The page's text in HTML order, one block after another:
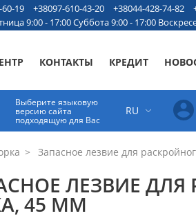
19 +38097-610-43-20 +38044-428-74-82
9:00 - 17:00 Суббота 9:00 - 17:00
КОНТАКТЫ КРЕДИТ
Выберите языковую
версию сайта
подходящую для Вас
RU
Запасное лезвие для
ЛЕЗВИЕ ДЛЯ
45 ММ